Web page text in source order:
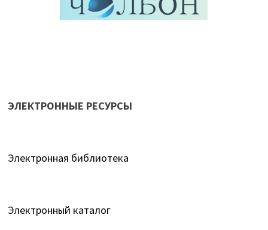
ЭЛЕКТРОННЫЕ РЕСУРСЫ
Электронная библиотека
Электронный каталог